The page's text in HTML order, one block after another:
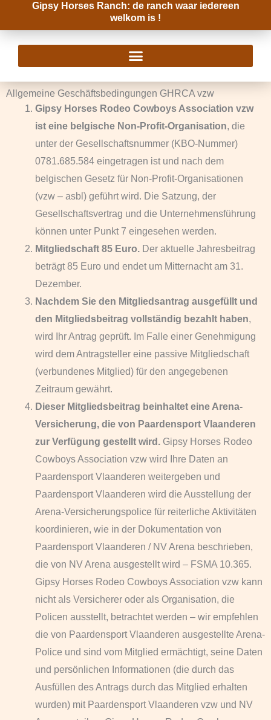
springen
Gipsy Horses Ranch: de ranch waar iedereen
welkom is !
Allgemeine Geschäftsbedingungen GHRCA vzw
Gipsy Horses Rodeo Cowboys Association vzw
ist eine belgische Non-Profit-Organisation, die
unter der Gesellschaftsnummer (KBO-Nummer)
0781.685.584 eingetragen ist und nach dem
belgischen Gesetz für Non-Profit-Organisationen
(vzw – asbl) geführt wird. Die Satzung, der
Gesellschaftsvertrag und die Unternehmensführung
können unter Punkt 7 eingesehen werden.
Mitgliedschaft 85 Euro. Der aktuelle Jahresbeitrag
beträgt 85 Euro und endet um Mitternacht am 31.
Dezember.
Nachdem Sie den Mitgliedsantrag ausgefüllt und
den Mitgliedsbeitrag vollständig bezahlt haben,
wird Ihr Antrag geprüft. Im Falle einer Genehmigung
wird dem Antragsteller eine passive Mitgliedschaft
(verbundenes Mitglied) für den angegebenen
Zeitraum gewährt.
Dieser Mitgliedsbeitrag beinhaltet eine Arena-
Versicherung, die von Paardensport Vlaanderen
zur Verfügung gestellt wird. Gipsy Horses Rodeo
Cowboys Association vzw wird Ihre Daten an
Paardensport Vlaanderen weitergeben und
Paardensport Vlaanderen wird die Ausstellung der
Arena-Versicherungspolice für reiterliche Aktivitäten
koordinieren, wie in der Dokumentation von
Paardensport Vlaanderen / NV Arena beschrieben,
die von NV Arena ausgestellt wird – FSMA 10.365.
Gipsy Horses Rodeo Cowboys Association vzw kann
nicht als Versicherer oder als Organisation, die
Policen ausstellt, betrachtet werden – wir empfehlen
die von Paardensport Vlaanderen ausgestellte Arena-
Police und sind vom Mitglied ermächtigt, seine Daten
und persönlichen Informationen (die durch das
Ausfüllen des Antrags durch das Mitglied erhalten
wurden) mit Paardensport Vlaanderen vzw und NV